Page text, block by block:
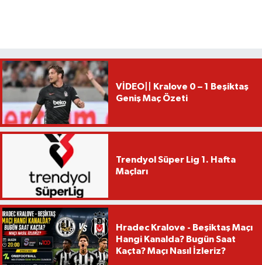
VİDEO|| Kralove 0 – 1 Beşiktaş
Geniş Maç Özeti
Trendyol Süper Lig 1. Hafta
Maçları
Hradec Kralove - Beşiktaş Maçı
Hangi Kanalda? Bugün Saat
Kaçta? Maçı Nasıl İzleriz?